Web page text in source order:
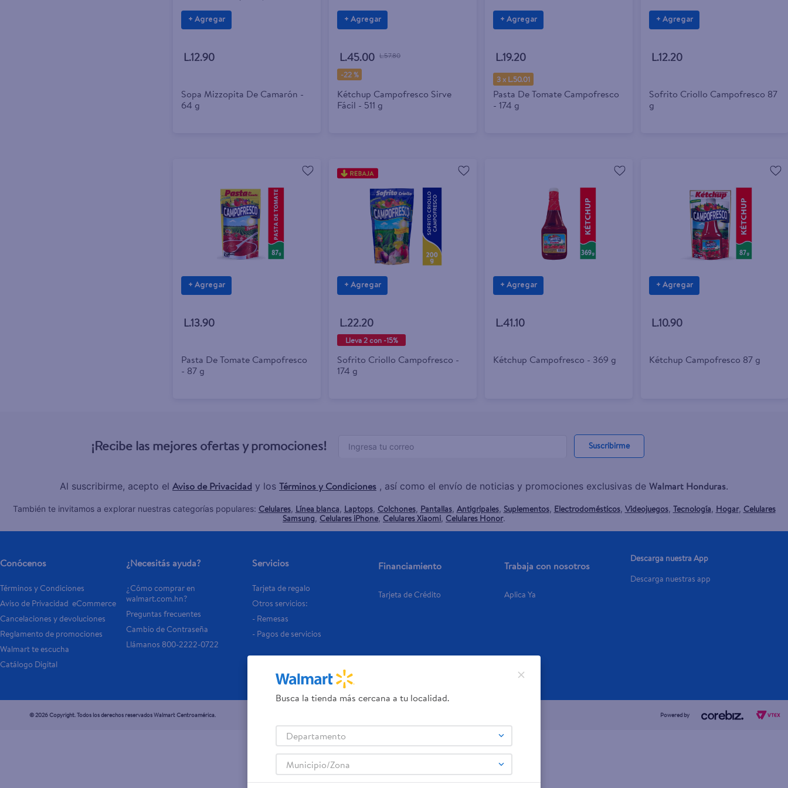
+ Agregar
L.12.90
Sopa Mizzopita De Camarón -
64 g
+ Agregar
L.45.00 L.57.80
-22 %
Kétchup Campofresco Sirve
Fácil - 511 g
+ Agregar
L.19.20
3 x L.50.01
Pasta De Tomate Campofresco
- 174 g
+ Agregar
L.12.20
Sofrito Criollo Campofresco 87
g
+ Agregar
L.13.90
Pasta De Tomate Campofresco
- 87 g
+ Agregar
L.22.20
Lleva 2 con -15%
Sofrito Criollo Campofresco -
174 g
+ Agregar
L.41.10
Kétchup Campofresco - 369 g
+ Agregar
L.10.90
Kétchup Campofresco 87 g
¡Recibe las mejores ofertas y promociones! Suscribirme
Al suscribirme, acepto el Aviso de Privacidad y los Términos y Condiciones , así como el envío de noticias y promociones exclusivas de Walmart Honduras.
También te invitamos a explorar nuestras categorías populares: Celulares, Línea blanca, Laptops, Colchones, Pantallas, Antigripales, Suplementos, Electrodomésticos, Videojuegos, Tecnología, Hogar, Celulares
Samsung, Celulares iPhone, Celulares Xiaomi, Celulares Honor.
Conócenos
Términos y Condiciones
Aviso de Privacidad  eCommerce
Cancelaciones y devoluciones
Reglamento de promociones
Walmart te escucha
Catálogo Digital
¿Necesitás ayuda?
¿Cómo comprar en
walmart.com.hn?
Preguntas frecuentes
Cambio de Contraseña
Llámanos 800-2222-0722
Servicios
Tarjeta de regalo
Otros servicios:
- Remesas
- Pagos de servicios
Financiamiento
Tarjeta de Crédito
Trabaja con nosotros
Aplica Ya
Descarga nuestra App
Descarga nuestras app
© 2026 Copyright. Todos los derechos reservados Walmart Centroamérica. Powered by
Busca la tienda más cercana a tu localidad.
Departamento
Municipio/Zona